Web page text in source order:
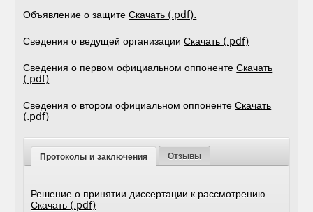
Объявление о защитеСкачать (.pdf).
Сведения о ведущей организацииСкачать (.pdf)
Сведения о первом официальном оппонентеСкачать
(.pdf)
Сведения о втором официальном оппонентеСкачать
(.pdf)
Протоколы и заключения Отзывы
Решение о принятии диссертации к рассмотрению
Скачать (.pdf)